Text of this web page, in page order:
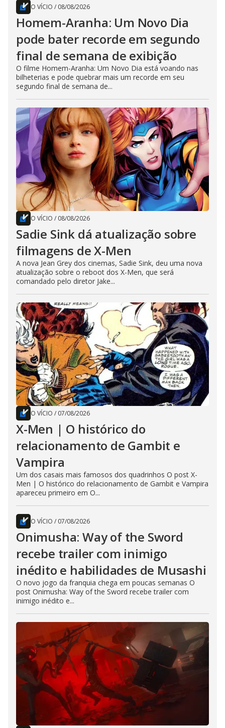
O VÍCIO / 08/08/2026
Homem-Aranha: Um Novo Dia
pode bater recorde em segundo
final de semana de exibição
O filme Homem-Aranha: Um Novo Dia está voando nas
bilheterias e pode quebrar mais um recorde em seu
segundo final de semana de...
O VÍCIO / 08/08/2026
Sadie Sink dá atualização sobre
filmagens de X-Men
A nova Jean Grey dos cinemas, Sadie Sink, deu uma nova
atualização sobre o reboot dos X-Men, que será
comandado pelo diretor Jake...
O VÍCIO / 07/08/2026
X-Men | O histórico do
relacionamento de Gambit e
Vampira
Um dos casais mais famosos dos quadrinhos O post X-
Men | O histórico do relacionamento de Gambit e Vampira
apareceu primeiro em O...
O VÍCIO / 07/08/2026
Onimusha: Way of the Sword
recebe trailer com inimigo
inédito e habilidades de Musashi
O novo jogo da franquia chega em poucas semanas O
post Onimusha: Way of the Sword recebe trailer com
inimigo inédito e...